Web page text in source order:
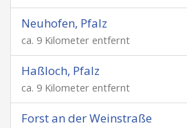
Neuhofen, Pfalz
ca. 9 Kilometer entfernt
Haßloch, Pfalz
ca. 9 Kilometer entfernt
Forst an der Weinstraße